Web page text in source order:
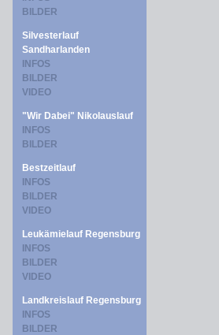
BILDER
Silvesterlauf
Sandharlanden
INFOS
BILDER
VIDEO
"Wir Dabei" Nikolauslauf
INFOS
BILDER
Bestzeitlauf
INFOS
BILDER
VIDEO
Leukämielauf Regensburg
INFOS
BILDER
VIDEO
Landkreislauf Regensburg
INFOS
BILDER